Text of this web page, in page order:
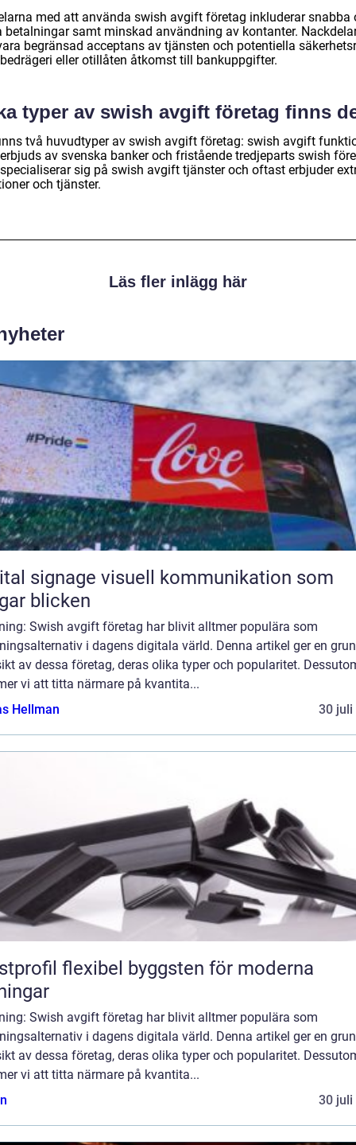
med att använda swish avgift företag inkluderar snabba
betalningar samt minskad användning av kontanter.
begränsad acceptans av tjänsten och potentiella
eller otillåten åtkomst till bankuppgifter.
typer av swish avgift företag finns
två huvudtyper av swish avgift företag: swish avgift
av svenska banker och fristående tredjeparts swish
sig på swish avgift tjänster och oftast erbjuder
och tjänster.
Läs fler inlägg här
visuell kommunikation som
blicken
Swish avgift företag har blivit alltmer populära som
i dagens digitala värld. Denna artikel ger en
av dessa företag, deras olika typer och popularitet.
vi att titta närmare på kvantita...
Hellman
30 juli
byggsten för moderna
Swish avgift företag har blivit alltmer populära som
i dagens digitala värld. Denna artikel ger en
av dessa företag, deras olika typer och popularitet.
vi att titta närmare på kvantita...
30 juli